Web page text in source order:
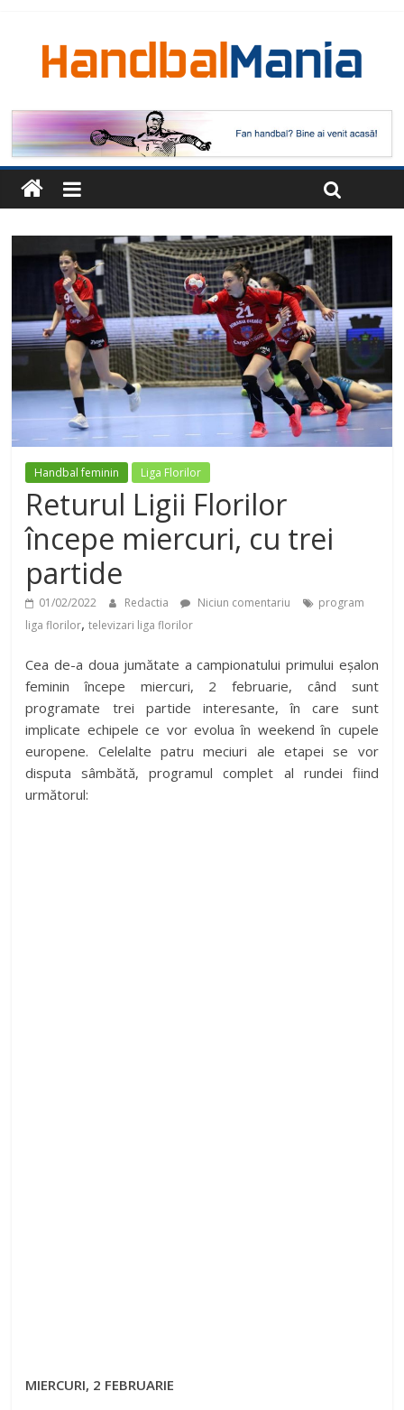
Handbal feminin Liga Florilor
Returul Ligii Florilor
începe miercuri, cu trei
partide
01/02/2022 Redactia Niciun comentariu
program
liga florilor,televizari liga florilor
Cea de-a doua jumătate a campionatului primului eșalon
feminin începe miercuri, 2 februarie, când sunt
programate trei partide interesante, în care sunt
implicate echipele ce vor evolua în weekend în cupele
europene. Celelalte patru meciuri ale etapei se vor
disputa sâmbătă, programul complet al rundei fiind
următorul:
MIERCURI, 2 FEBRUARIE